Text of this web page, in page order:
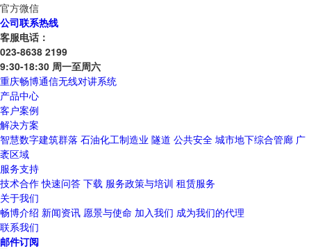
官方微信
公司联系热线
客服电话：
023-8638 2199
9:30-18:30 周一至周六
重庆畅博通信无线对讲系统
产品中心
客户案例
解决方案
智慧数字建筑群落 石油化工制造业 隧道 公共安全 城市地下综合管廊 广
袤区域
服务支持
技术合作 快速问答 下载 服务政策与培训 租赁服务
关于我们
畅博介绍 新闻资讯 愿景与使命 加入我们 成为我们的代理
联系我们
邮件订阅